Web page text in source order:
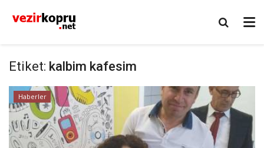
Etiket: kalbim kafesim
Haberler